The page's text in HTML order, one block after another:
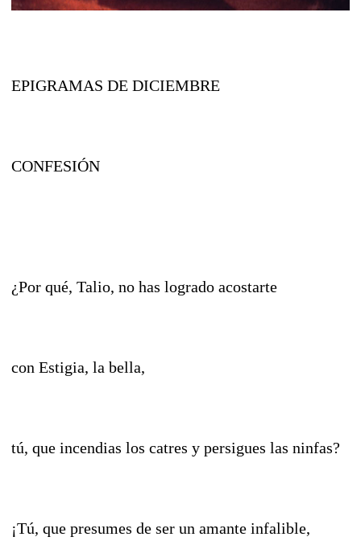
EPIGRAMAS DE DICIEMBRE
CONFESIÓN
¿Por qué, Talio, no has logrado acostarte
con Estigia, la bella,
tú, que incendias los catres y persigues las ninfas?
¡Tú, que presumes de ser un amante infalible,